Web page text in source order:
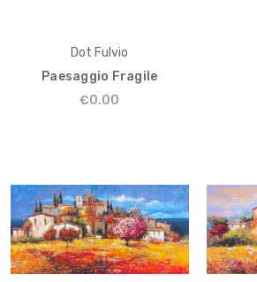
Dot Fulvio
Paesaggio Fragile
€0.00